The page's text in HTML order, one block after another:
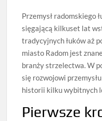
Przemysł radomskiego
sięgającą kilkuset lat
tradycyjnych łuków aż
miasto Radom jest
branży strzelectwa. W
się rozwojowi
historii kilku wybitnych
Pierwsze